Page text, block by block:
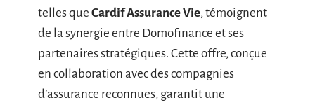
telles que Cardif Assurance Vie, témoignent
de la synergie entre Domofinance et ses
partenaires stratégiques. Cette offre, conçue
en collaboration avec des compagnies
d’assurance reconnues, garantit une